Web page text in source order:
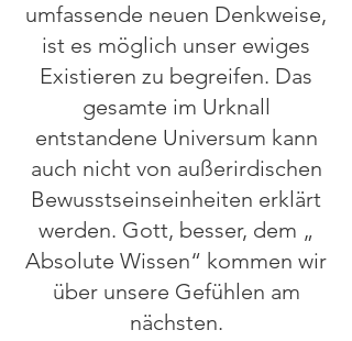
umfassende neuen Denkweise,
ist es möglich unser ewiges
Existieren zu begreifen. Das
gesamte im Urknall
entstandene Universum kann
auch nicht von außerirdischen
Bewusstseinseinheiten erklärt
werden. Gott, besser, dem „
Absolute Wissen“ kommen wir
über unsere Gefühlen am
nächsten.